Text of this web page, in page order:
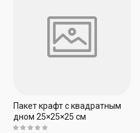
Пакет крафт с квадратным
дном 25×25×25 см